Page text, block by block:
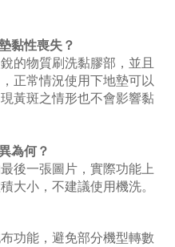
黏性喪失？
的物質刷洗黏膠部，並且
正常情況使用下地墊可以
黃斑之情形也不會影響黏
為何？
後一張圖片，實際功能上
大小，不建議使用機洗。
功能，避免部分機型轉數